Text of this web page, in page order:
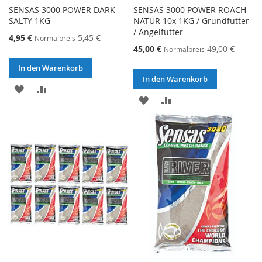
SENSAS 3000 POWER DARK
SALTY 1KG
Sonderangebot
4,95 € Normalpreis 5,45 €
In den Warenkorb
ZUR
SENSAS 3000 POWER ROACH
NATUR 10x 1KG / Grundfutter
/ Angelfutter
Sonderangebot
45,00 € Normalpreis 49,00 €
In den Warenkorb
ZUR
WUNSCHLISTE
HINZUFÜGEN
VERGLEICHSLISTE
HINZUFÜGEN